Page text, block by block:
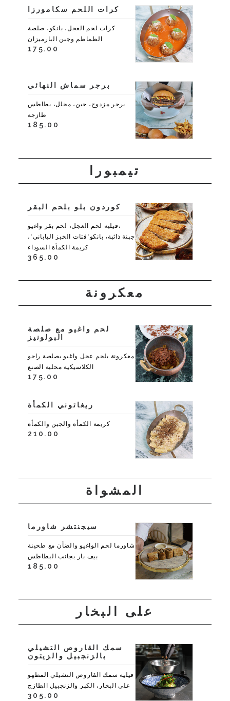
كرات اللحم سكامورزا
كرات لحم العجل، بانكو، صلصة
الطماطم وجبن البارميزان
175.00
برجر سماش النهائي
برجر مزدوج، جبن، مخلل، بطاطس
طازجة
185.00
تيمبورا
كوردون بلو بلحم البقر
،فيليه لحم العجل، لحم بقر واغيو
جبنة ذائبة، بانكو”فتات الخبز الياباني”،
كريمة الكمأة السوداء
365.00
معكرونة
لحم واغيو مع صلصة
البولونيز
معكرونة بلحم عجل واغيو بصلصة راجو
الكلاسيكية محلية الصنع
175.00
ريغاتوني الكمأة
كريمة الكمأة والجبن والكمأة
210.00
المشواة
سيجنتشر شاورما
شاورما لحم الواغيو والضأن مع طحينة
بيف بار بجانب البطاطس
185.00
على البخار
سمك القاروص التشيلي
بالزنجبيل والزيتون
فيليه سمك القاروص التشيلي المطهو
​​على البخار، الكبر والزنجبيل الطازج
305.00